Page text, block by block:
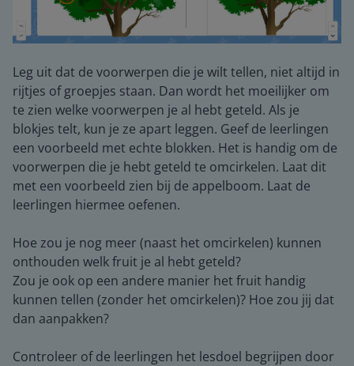
Leg uit dat de voorwerpen die je wilt tellen, niet altijd in
rijtjes of groepjes staan. Dan wordt het moeilijker om
te zien welke voorwerpen je al hebt geteld. Als je
blokjes telt, kun je ze apart leggen. Geef de leerlingen
een voorbeeld met echte blokken. Het is handig om de
voorwerpen die je hebt geteld te omcirkelen. Laat dit
met een voorbeeld zien bij de appelboom. Laat de
leerlingen hiermee oefenen.
Hoe zou je nog meer (naast het omcirkelen) kunnen
onthouden welk fruit je al hebt geteld?
Zou je ook op een andere manier het fruit handig
kunnen tellen (zonder het omcirkelen)? Hoe zou jij dat
dan aanpakken?
Controleer of de leerlingen het lesdoel begrijpen door